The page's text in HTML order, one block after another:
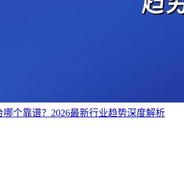
哪个靠谱？2026最新行业趋势深度解析